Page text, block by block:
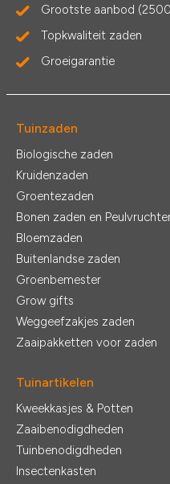
Grootste aanbod
Topkwaliteit zaden
Groeigarantie
Tuinzaden
Biologische zaden
Kruidenzaden
Groentezaden
Bonen zaden en
Bloemzaden
Buitenlandse zaden
Groenbemester
Grow gifts
Weggeefzakjes zaden
Zaaipakketten voor zaden
Tuinartikelen
Kweekkasjes & Potten
Zaaibenodigdheden
Tuinbenodigdheden
Insectenkasten